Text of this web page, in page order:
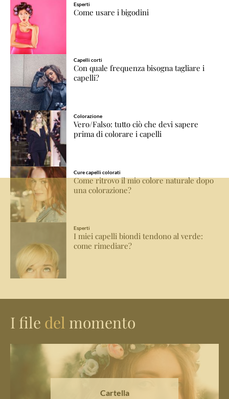
Esperti
Come usare i bigodini
Capelli corti
Con quale frequenza bisogna tagliare i
capelli?
Colorazione
Vero/Falso: tutto ciò che devi sapere
prima di colorare i capelli
Cure capelli colorati
Come ritrovo il mio colore naturale dopo
una colorazione?
Esperti
I miei capelli biondi tendono al verde:
come rimediare?
I file del momento
Cartella